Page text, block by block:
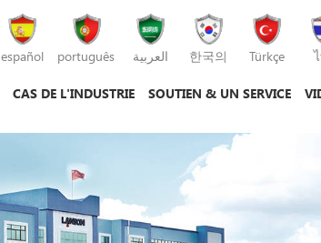
español português العربية 한국의 Türkçe
CAS DE L'INDUSTRIE SOUTIEN & UN SERVICE